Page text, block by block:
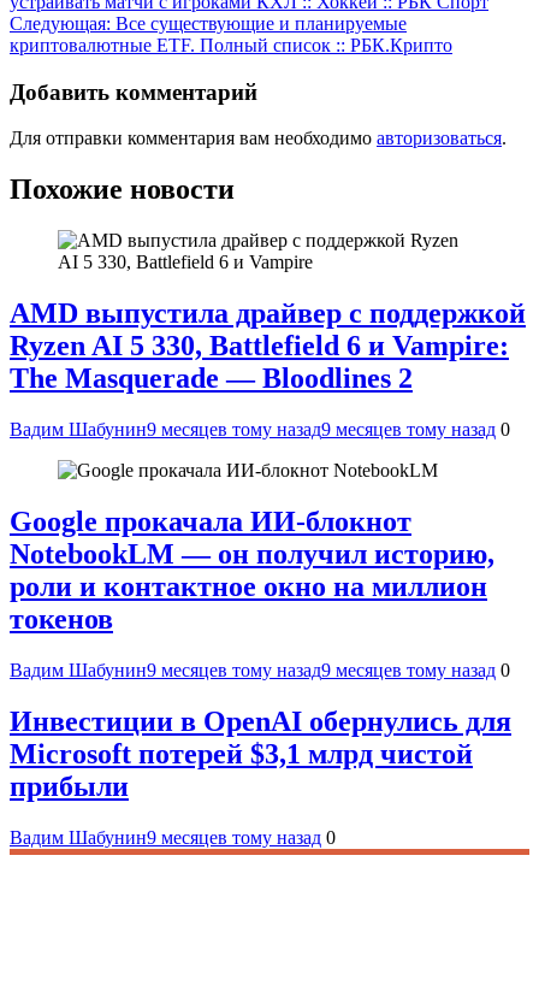
по
записям
Следующая: Все существующие и планируемые
криптовалютные ETF. Полный список :: РБК.Крипто
Добавить комментарий
Для отправки комментария вам необходимо авторизоваться.
Похожие новости
AMD выпустила драйвер с поддержкой
Ryzen AI 5 330, Battlefield 6 и Vampire:
The Masquerade — Bloodlines 2
Вадим Шабунин9 месяцев тому назад9 месяцев тому назад 0
Google прокачала ИИ-блокнот
NotebookLM — он получил историю,
роли и контактное окно на миллион
токенов
Вадим Шабунин9 месяцев тому назад9 месяцев тому назад 0
Инвестиции в OpenAI обернулись для
Microsoft потерей $3,1 млрд чистой
прибыли
Вадим Шабунин9 месяцев тому назад 0